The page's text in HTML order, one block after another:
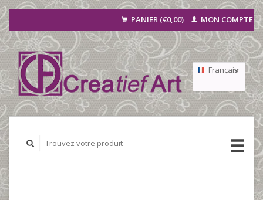
PANIER (€0,00) MON COMPTE
Français
Nederlands